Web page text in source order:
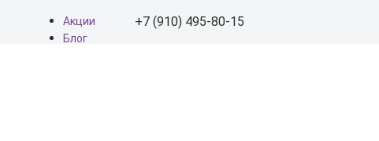
Акции
Блог
+7 (910) 495-80-15